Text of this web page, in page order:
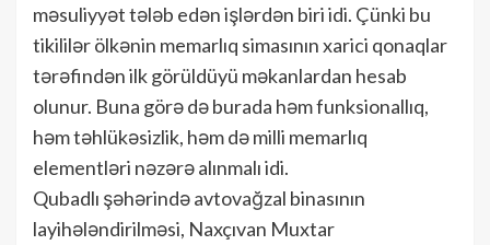
məsuliyyət tələb edən işlərdən biri idi. Çünki bu
tikililər ölkənin memarlıq simasının xarici qonaqlar
tərəfindən ilk görüldüyü məkanlardan hesab
olunur. Buna görə də burada həm funksionallıq,
həm təhlükəsizlik, həm də milli memarlıq
elementləri nəzərə alınmalı idi.
Qubadlı şəhərində avtovağzal binasının
layihələndirilməsi, Naxçıvan Muxtar